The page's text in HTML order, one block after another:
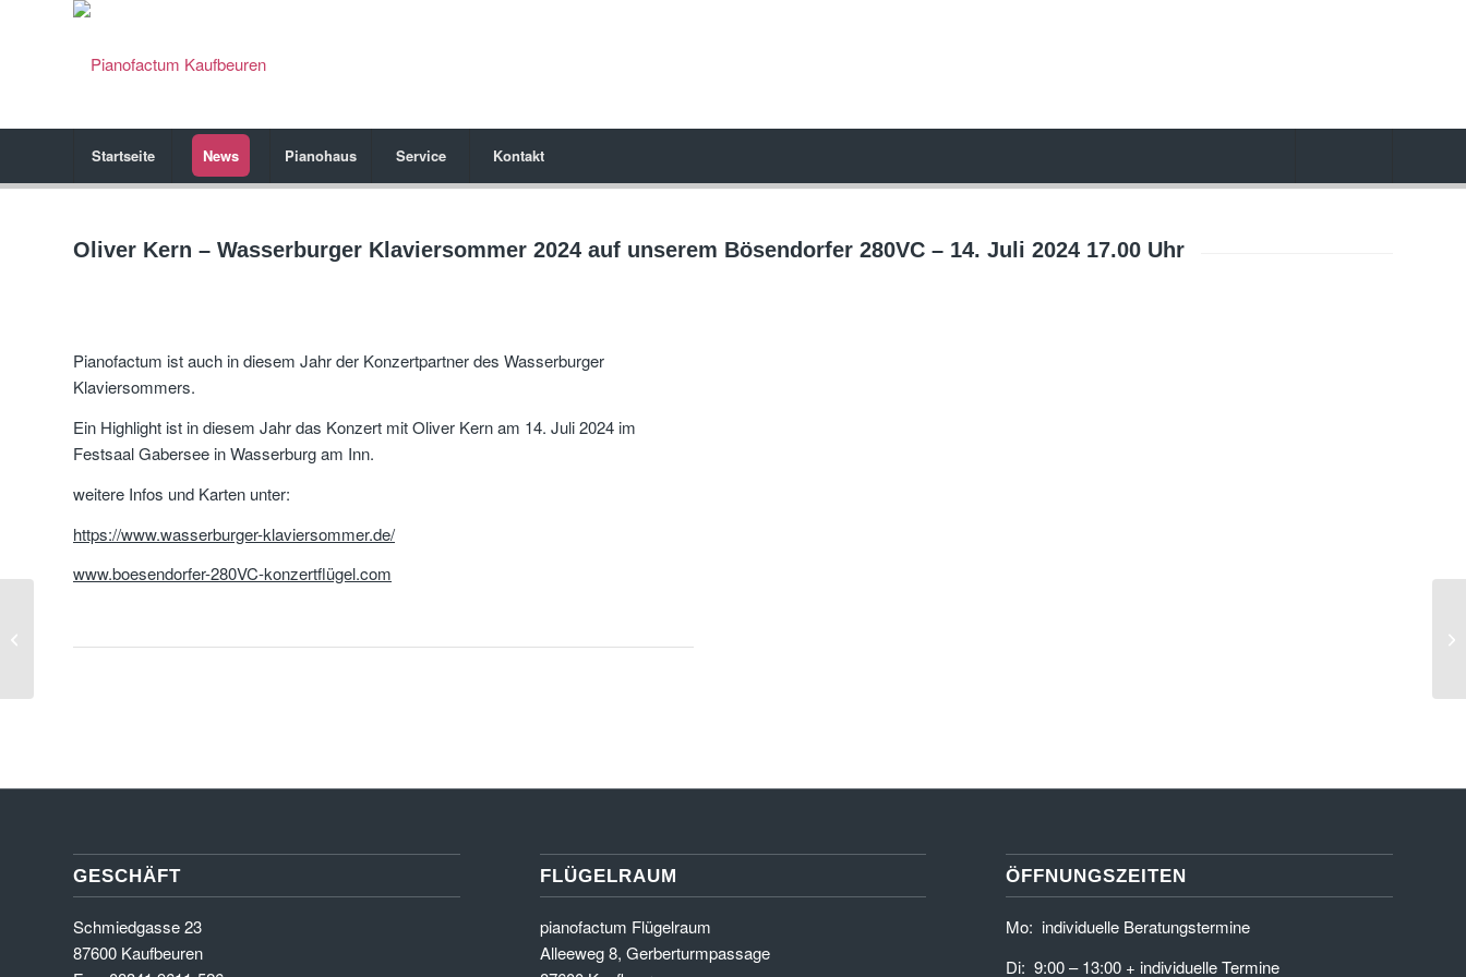
Startseite News Pianohaus Service Kontakt
Oliver Kern – Wasserburger Klaviersommer 2024 auf unserem Bösendorfer 280VC – 14. Juli 2024 17.00 Uhr
Pianofactum ist auch in diesem Jahr der Konzertpartner des Wasserburger
Klaviersommers.
Ein Highlight ist in diesem Jahr das Konzert mit Oliver Kern am 14. Juli 2024 im
Festsaal Gabersee in Wasserburg am Inn.
weitere Infos und Karten unter:
https://www.wasserburger-klaviersommer.de/
www.boesendorfer-280VC-konzertflügel.com
GESCHÄFT
Schmiedgasse 23
87600 Kaufbeuren
FLÜGELRAUM
pianofactum Flügelraum
Alleeweg 8, Gerberturmpassage
ÖFFNUNGSZEITEN
Mo: individuelle Beratungstermine
Di: 9:00 – 13:00 + individuelle Termine
Ammersee – 6. und